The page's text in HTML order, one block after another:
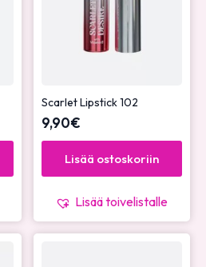
Scarlet Lipstick 102
9,90€
Lisää ostoskoriin
Lisää toivelistalle